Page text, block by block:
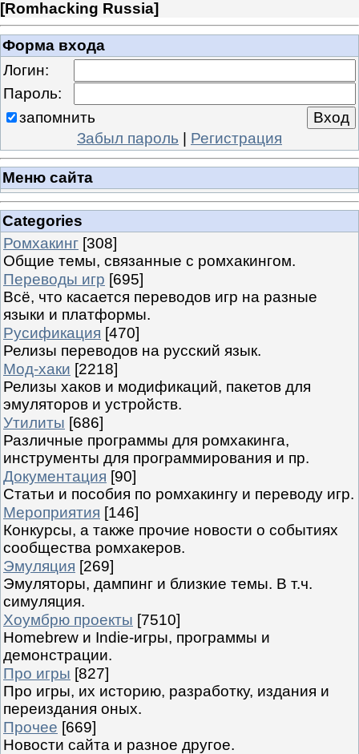
[Romhacking Russia]
Форма входа
Логин:
Пароль:
запомнить
Забыл пароль | Регистрация
Меню сайта
Categories
Ромхакинг [308]
Общие темы, связанные с ромхакингом.
Переводы игр [695]
Всё, что касается переводов игр на разные
языки и платформы.
Русификация [470]
Релизы переводов на русский язык.
Мод-хаки [2218]
Релизы хаков и модификаций, пакетов для
эмуляторов и устройств.
Утилиты [686]
Различные программы для ромхакинга,
инструменты для программирования и пр.
Документация [90]
Статьи и пособия по ромхакингу и переводу игр.
Мероприятия [146]
Конкурсы, а также прочие новости о событиях
сообщества ромхакеров.
Эмуляция [269]
Эмуляторы, дампинг и близкие темы. В т.ч.
симуляция.
Хоумбрю проекты [7510]
Homebrew и Indie-игры, программы и
демонстрации.
Про игры [827]
Про игры, их историю, разработку, издания и
переиздания оных.
Прочее [669]
Новости сайта и разное другое.